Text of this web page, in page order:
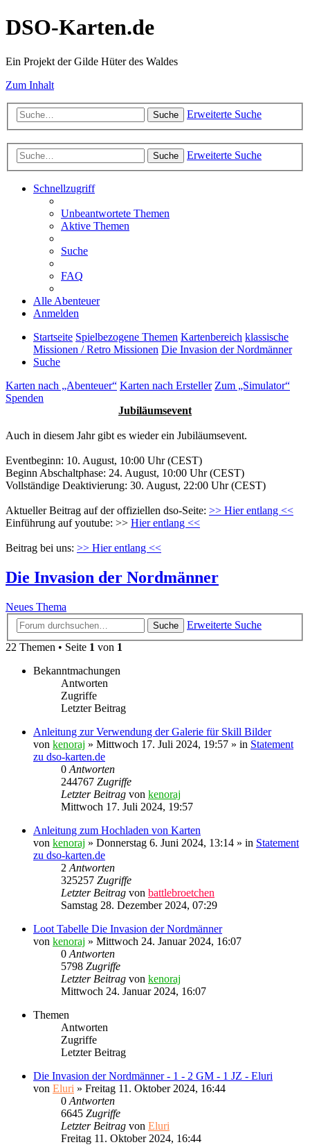
DSO-Karten.de
Ein Projekt der Gilde Hüter des Waldes
Zum Inhalt
Suche Erweiterte Suche
Suche Erweiterte Suche
Schnellzugriff
Unbeantwortete Themen
Aktive Themen
Suche
FAQ
Alle Abenteuer
Anmelden
Startseite Spielbezogene Themen Kartenbereich klassische
Missionen / Retro Missionen Die Invasion der Nordmänner
Suche
Karten nach „Abenteuer“ Karten nach Ersteller Zum „Simulator“
Spenden
Jubiläumsevent
Auch in diesem Jahr gibt es wieder ein Jubiläumsevent.
Eventbeginn: 10. August, 10:00 Uhr (CEST)
Beginn Abschaltphase: 24. August, 10:00 Uhr (CEST)
Vollständige Deaktivierung: 30. August, 22:00 Uhr (CEST)
Aktueller Beitrag auf der offiziellen dso-Seite: >> Hier entlang <<
Einführung auf youtube: >> Hier entlang <<
Beitrag bei uns: >> Hier entlang <<
Die Invasion der Nordmänner
Neues Thema
Suche
Erweiterte Suche
22 Themen • Seite 1 von 1
Bekanntmachungen
Antworten
Zugriffe
Letzter Beitrag
Anleitung zur Verwendung der Galerie für Skill Bilder
von kenoraj » Mittwoch 17. Juli 2024, 19:57 » in Statement
zu dso-karten.de
0Antworten
244767 Zugriffe
Letzter Beitrag von kenoraj
Mittwoch 17. Juli 2024, 19:57
Anleitung zum Hochladen von Karten
von kenoraj » Donnerstag 6. Juni 2024, 13:14 » in Statement
zu dso-karten.de
2Antworten
325257 Zugriffe
Letzter Beitrag von battlebroetchen
Samstag 28. Dezember 2024, 07:29
Loot Tabelle Die Invasion der Nordmänner
von kenoraj » Mittwoch 24. Januar 2024, 16:07
0Antworten
5798 Zugriffe
Letzter Beitrag von kenoraj
Mittwoch 24. Januar 2024, 16:07
Themen
Antworten
Zugriffe
Letzter Beitrag
Die Invasion der Nordmänner - 1 - 2 GM - 1 JZ - Eluri
von Eluri » Freitag 11. Oktober 2024, 16:44
0Antworten
6645 Zugriffe
Letzter Beitrag von Eluri
Freitag 11. Oktober 2024, 16:44